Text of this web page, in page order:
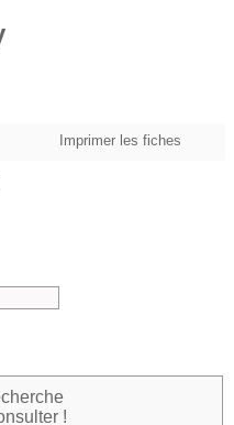
Imprimer les fiches
!